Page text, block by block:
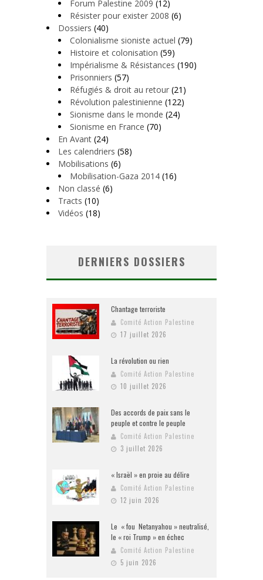
Forum Palestine 2009 (12)
Résister pour exister 2008 (6)
Dossiers (40)
Colonialisme sioniste actuel (79)
Histoire et colonisation (59)
Impérialisme & Résistances (190)
Prisonniers (57)
Réfugiés & droit au retour (21)
Révolution palestinienne (122)
Sionisme dans le monde (24)
Sionisme en France (70)
En Avant (24)
Les calendriers (58)
Mobilisations (6)
Mobilisation-Gaza 2014 (16)
Non classé (6)
Tracts (10)
Vidéos (18)
DERNIERS DOSSIERS
Chantage terroriste
Comité Action Palestine
17 juillet 2026
La révolution ou rien
Comité Action Palestine
10 juillet 2026
Des accords de paix sans le
peuple et contre le peuple
Comité Action Palestine
3 juillet 2026
« Israël » en proie au délire
Comité Action Palestine
12 juin 2026
Le « fou Netanyahou » neutralisé,
le « roi Trump » en échec
Comité Action Palestine
5 juin 2026